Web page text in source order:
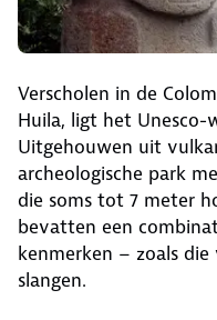
Verscholen in de
Huila, ligt het Unesco-
Uitgehouwen uit
archeologische park
die soms tot 7 meter
bevatten een
kenmerken – zoals die
slangen.